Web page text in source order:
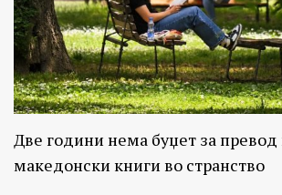
Две години нема буџет за превод
македонски книги во странство